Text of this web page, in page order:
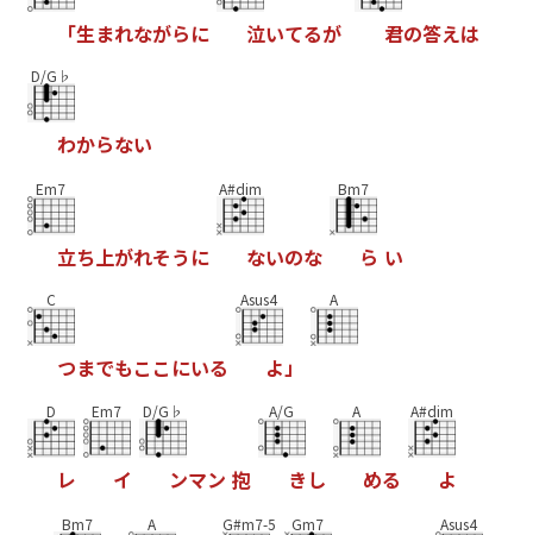
「生まれながらに 泣いてるが 君の答えは
D/G♭
わからない
Em7
立ち 上がれそう に
A#dim
ないのな
Bm7
ら い
C
つまでもこ こ にいる
Asus4
よ」
A
D
レ
Em7
イ
D/G♭
ンマン 抱
A/G
き し
A
める
A#dim
よ
Bm7 A G#m7-5 Gm7 Asus4